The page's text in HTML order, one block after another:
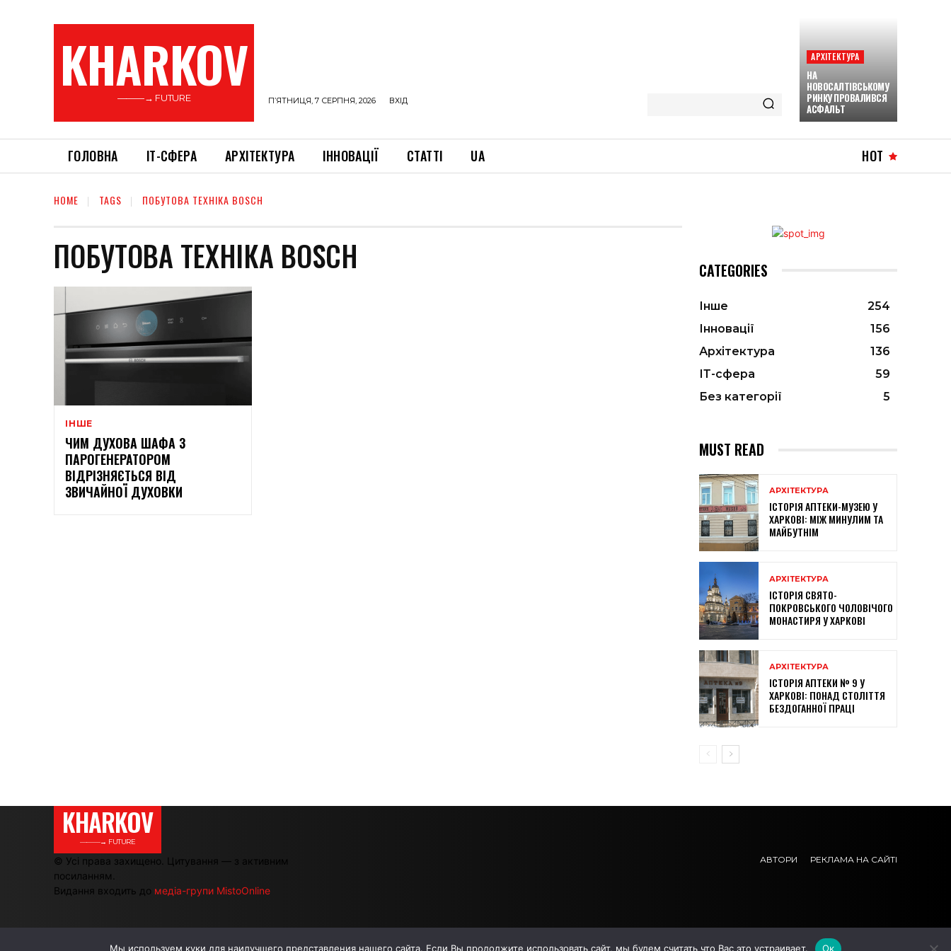
KHARKOV
———→ FUTURE П’ЯТНИЦЯ, 7 СЕРПНЯ, 2026 ВХІД
АРХІТЕКТУРА
НА
НОВОСАЛТІВСЬКОМУ
РИНКУ ПРОВАЛИВСЯ
АСФАЛЬТ
ГОЛОВНА ІТ-СФЕРА АРХІТЕКТУРА ІННОВАЦІЇ СТАТТІ UA HOT
HOME TAGS ПОБУТОВА ТЕХНІКА BOSCH
ПОБУТОВА ТЕХНІКА BOSCH
ІНШЕ
ЧИМ ДУХОВА ШАФА З
ПАРОГЕНЕРАТОРОМ
ВІДРІЗНЯЄТЬСЯ ВІД
ЗВИЧАЙНОЇ ДУХОВКИ
CATEGORIES
Інше
254
Інновації
156
Архітектура
136
ІТ-сфера
59
Без категорії
5
MUST READ
АРХІТЕКТУРА
ІСТОРІЯ АПТЕКИ-МУЗЕЮ У
ХАРКОВІ: МІЖ МИНУЛИМ ТА
МАЙБУТНІМ
АРХІТЕКТУРА
ІСТОРІЯ СВЯТО-
ПОКРОВСЬКОГО ЧОЛОВІЧОГО
МОНАСТИРЯ У ХАРКОВІ
АРХІТЕКТУРА
ІСТОРІЯ АПТЕКИ № 9 У
ХАРКОВІ: ПОНАД СТОЛІТТЯ
БЕЗДОГАННОЇ ПРАЦІ
KHARKOV
———→ FUTURE
© Усі права захищено. Цитування — з активним
посиланням.
Видання входить до медіа-групи MistoOnline
АВТОРИ РЕКЛАМА НА САЙТІ
Мы используем куки для наилучшего представления нашего сайта. Если Вы продолжите использовать сайт, мы будем считать что Вас это устраивает. Ок